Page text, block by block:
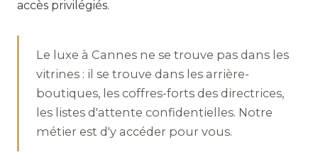
accès privilégiés.
Le luxe à Cannes ne se trouve pas dans les
vitrines : il se trouve dans les arrière-
boutiques, les coffres-forts des directrices,
les listes d'attente confidentielles. Notre
métier est d'y accéder pour vous.